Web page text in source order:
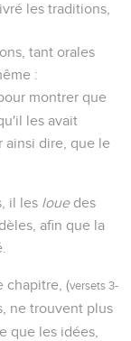
les traditions,
tant orales
:
montrer que
les avait
ainsi dire, que le
il les louedes
afin que la
chapitre, (versets 3-
ne trouvent plus
que les idées,